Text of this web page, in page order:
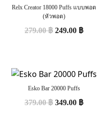
Relx Creator 18000 Puffs แบบพอต
(หัวพอต)
279.00฿ 249.00 ฿
Esko Bar 20000 Puffs
379.00฿ 349.00 ฿